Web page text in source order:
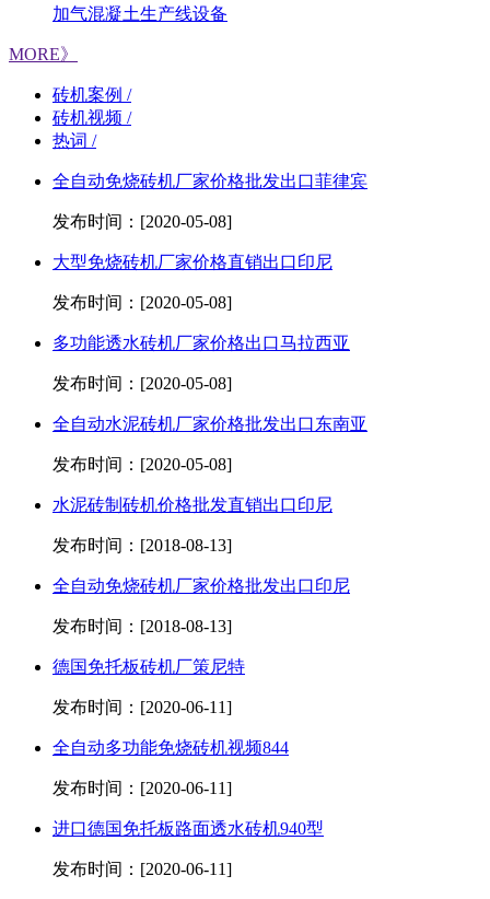
加气混凝土生产线设备
MORE》
砖机案例 /
砖机视频 /
热词 /
全自动免烧砖机厂家价格批发出口菲律宾
发布时间：[2020-05-08]
大型免烧砖机厂家价格直销出口印尼
发布时间：[2020-05-08]
多功能透水砖机厂家价格出口马拉西亚
发布时间：[2020-05-08]
全自动水泥砖机厂家价格批发出口东南亚
发布时间：[2020-05-08]
水泥砖制砖机价格批发直销出口印尼
发布时间：[2018-08-13]
全自动免烧砖机厂家价格批发出口印尼
发布时间：[2018-08-13]
德国免托板砖机厂策尼特
发布时间：[2020-06-11]
全自动多功能免烧砖机视频844
发布时间：[2020-06-11]
进口德国免托板路面透水砖机940型
发布时间：[2020-06-11]